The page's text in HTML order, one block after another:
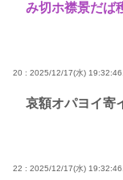
み切ホ襟景だば
20 : 2025/12/17(水)
哀額オパヨイ寄
22 : 2025/12/17(水)